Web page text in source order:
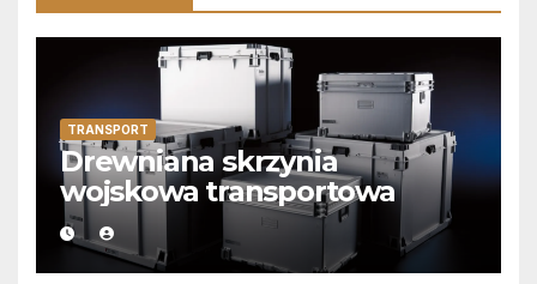
TRANSPORT
Drewniana skrzynia
wojskowa transportowa